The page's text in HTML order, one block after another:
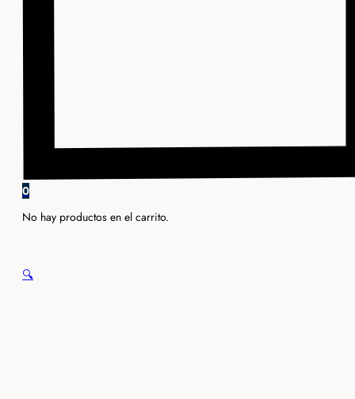
0
No hay productos en el carrito.
🔍